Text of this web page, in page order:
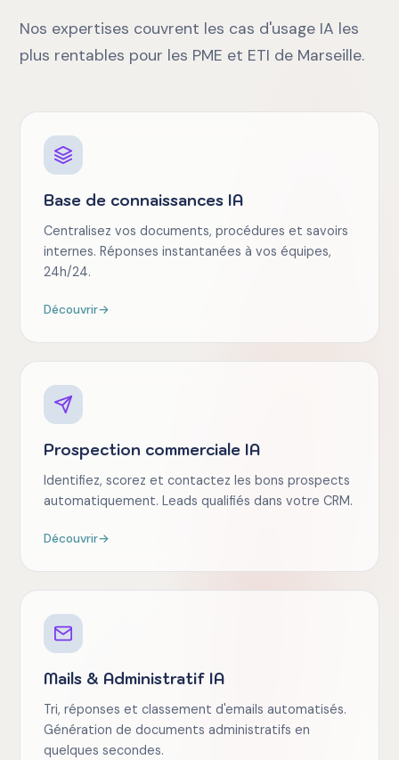
Nos expertises couvrent les cas d'usage IA les
plus rentables pour les PME et ETI de Marseille.
Base de connaissances IA
Centralisez vos documents, procédures et savoirs
internes. Réponses instantanées à vos équipes,
24h/24.
Découvrir→
Prospection commerciale IA
Identifiez, scorez et contactez les bons prospects
automatiquement. Leads qualifiés dans votre CRM.
Découvrir→
Mails & Administratif IA
Tri, réponses et classement d'emails automatisés.
Génération de documents administratifs en
quelques secondes.